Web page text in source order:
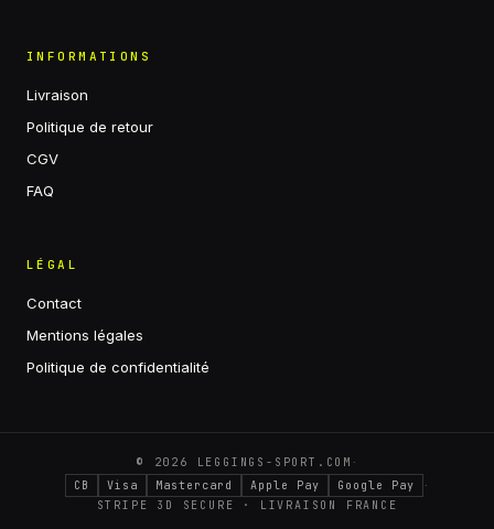
INFORMATIONS
Livraison
Politique de retour
CGV
FAQ
LÉGAL
Contact
Mentions légales
Politique de confidentialité
© 2026 LEGGINGS-SPORT.COM ·
CB Visa Mastercard Apple Pay Google Pay ·
STRIPE 3D SECURE · LIVRAISON FRANCE